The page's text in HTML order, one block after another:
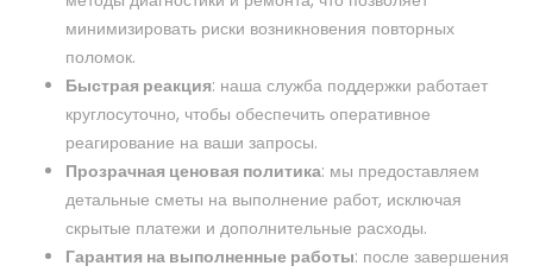
минимизировать риски возникновения повторных
поломок.
Быстрая реакция: наша служба поддержки работает
круглосуточно, чтобы обеспечить оперативное
реагирование на ваши запросы.
Прозрачная ценовая политика: мы предоставляем
детальные сметы на выполнение работ, исключая
скрытые платежи и дополнительные расходы.
Гарантия на выполненные работы: после завершения